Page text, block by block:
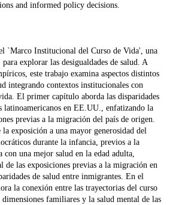
and informed policy decisions.
`Marco Institucional del Curso de Vida', una
explorar las desigualdades de salud. A
este trabajo examina aspectos distintos
integrando contextos institucionales con
El primer capítulo aborda las disparidades
latinoamericanos en EE.UU., enfatizando la
previas a la migración del país de origen.
exposición a una mayor generosidad del
durante la infancia, previos a la
con una mejor salud en la edad adulta,
de las exposiciones previas a la migración en
de salud entre inmigrantes. En el
la conexión entre las trayectorias del curso
familiares y la salud mental de las